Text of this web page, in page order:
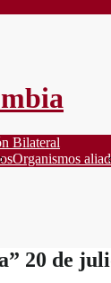
Bilateral
Organismos
20 de